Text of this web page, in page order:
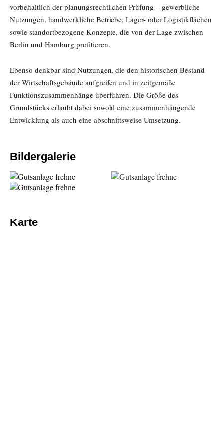
vorbehaltlich der planungsrechtlichen Prüfung – gewerbliche
Nutzungen, handwerkliche Betriebe, Lager- oder Logistikflächen
sowie standortbezogene Konzepte, die von der Lage zwischen
Berlin und Hamburg profitieren.
Ebenso denkbar sind Nutzungen, die den historischen Bestand
der Wirtschaftsgebäude aufgreifen und in zeitgemäße
Funktionszusammenhänge überführen. Die Größe des
Grundstücks erlaubt dabei sowohl eine zusammenhängende
Entwicklung als auch eine abschnittsweise Umsetzung.
Bildergalerie
Karte